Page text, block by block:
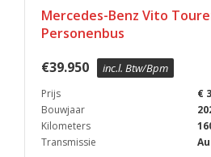
Mercedes-Benz Vito
Personenbus
€39.950 inc.l. Btw/Bpm
Prijs
€
Bouwjaar
Kilometers
Transmissie